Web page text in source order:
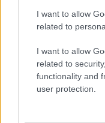
I want to allow
related to
I want to allow
related to
functionality and
user protection.
szerepe.
is a Women of
egyik alapító
egy ilyen hálózatot
zeneiparban